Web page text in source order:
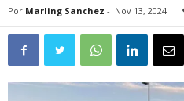
Por Marling Sanchez - Nov 13, 2024